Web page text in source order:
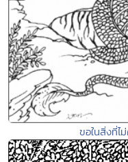
ขอในสิ่งที่